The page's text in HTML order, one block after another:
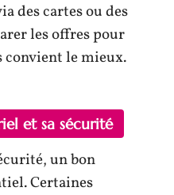
des cartes ou des
les offres pour
convient le mieux.
et sa sécurité
un bon
Certaines